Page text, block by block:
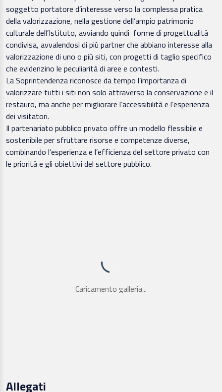
soggetto portatore d’interesse verso la complessa pratica
della valorizzazione, nella gestione dell’ampio patrimonio
culturale dell’Istituto, avviando quindi forme di progettualità
condivisa, avvalendosi di più partner che abbiano interesse alla
valorizzazione di uno o più siti, con progetti di taglio specifico
che evidenzino le peculiarità di aree e contesti.
La Soprintendenza riconosce da tempo l’importanza di
valorizzare tutti i siti non solo attraverso la conservazione e il
restauro, ma anche per migliorare l’accessibilità e l’esperienza
dei visitatori.
Il partenariato pubblico privato offre un modello flessibile e
sostenibile per sfruttare risorse e competenze diverse,
combinando l’esperienza e l’efficienza del settore privato con
le priorità e gli obiettivi del settore pubblico.
Caricamento galleria...
Allegati